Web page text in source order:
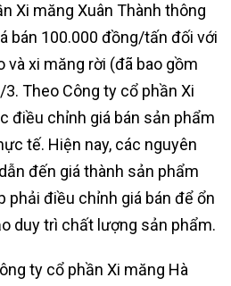
Xi măng Xuân Thành thông
bán 100.000 đồng/tấn đối với
và xi măng rời (đã bao gồm
3. Theo Công ty cổ phần Xi
điều chỉnh giá bán sản phẩm
tế. Hiện nay, các nguyên
đến giá thành sản phẩm
phải điều chỉnh giá bán để ổn
duy trì chất lượng sản phẩm.
ty cổ phần Xi măng Hà